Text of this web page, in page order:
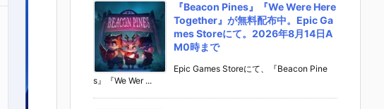
『Beacon Pines』『We Were Here
Together』が無料配布中。Epic Ga
mes Storeにて。2026年8月14日A
M0時まで
Epic Games Storeにて、『Beacon Pine
s』『We Wer ...